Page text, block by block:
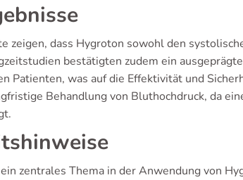
zeigen, dass Hygroton sowohl den
bestätigten zudem ein
Patienten, was auf die Effektivität und
Behandlung von Bluthochdruck, da
zentrales Thema in der Anwendung von